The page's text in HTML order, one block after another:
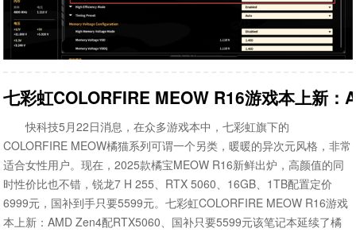
七彩虹COLORFIRE MEOW R16游戏本上新
快科技5月22日消息，在众多游戏本中，七彩虹旗下的
COLORFIRE MEOW橘猫系列可谓一个另类，暖暖的异次元风格，非常
适合女性用户。现在，2025款橘宝MEOW R16新鲜出炉，高颜值的同
时性价比也不错，锐龙7 H 255、RTX 5060、16GB、1TB配置定价
6999元，国补到手只要5599元。七彩虹COLORFIRE MEOW R16游戏
本上新：AMD Zen4配RTX5060、国补只要5599元该笔记本延续了橘